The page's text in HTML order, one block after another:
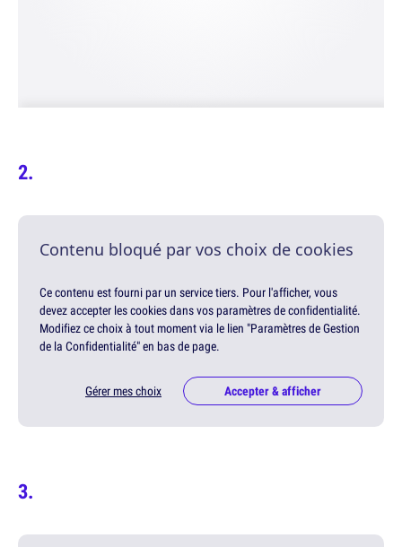
Contenu bloqué par vos choix de cookies
Ce contenu est fourni par un service tiers. Pour l'afficher, vous
devez accepter les cookies dans vos paramètres de confidentialité.
Modifiez ce choix à tout moment via le lien "Paramètres de Gestion
de la Confidentialité" en bas de page.
Gérer mes choix Accepter & afficher